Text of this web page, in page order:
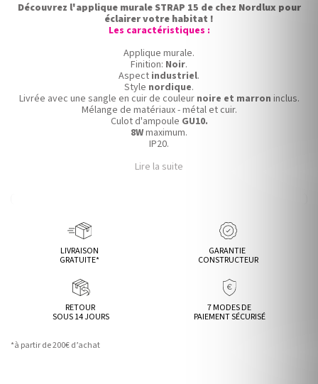
Découvrez l'applique murale STRAP 15 de chez Nordlux pour
éclairer votre habitat !
Les caractéristiques :
Applique murale.
Finition: Noir.
Aspect industriel.
Style nordique.
Livrée avec une sangle en cuir de couleur noire et marron inclus.
Mélange de matériaux - métal et cuir.
Culot d'ampoule GU10.
8Wmaximum.
IP20.
Lire la suite
LIVRAISON
GRATUITE*
GARANTIE
CONSTRUCTEUR
RETOUR
SOUS 14 JOURS
7 MODES DE
PAIEMENT SÉCURISÉ
*à partir de 200€ d’achat